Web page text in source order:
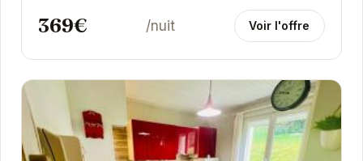
369€ /nuit Voir l'offre